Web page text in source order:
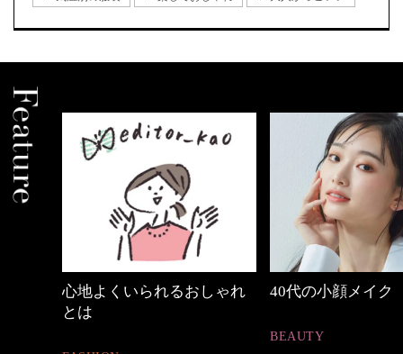
40代の小顔メイク 働く女性のバッグ
FASHION